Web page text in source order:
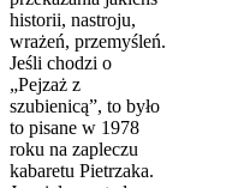
historii, nastroju,
wrażeń, przemyśleń.
Jeśli chodzi o
„Pejzaż z
szubienicą”, to było
to pisane w 1978
roku na zapleczu
kabaretu Pietrzaka.